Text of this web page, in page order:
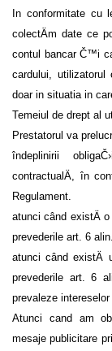
In conformitate cu
colectÄm date ce
contul bancar Č™i
cardului, utilizatorul
doar in situatia in
Temeiul de drept al
Prestatorul va
îndeplinirii
contractualÄ , în
Regulament.
atunci când existÄ o
prevederile art. 6
atunci cândexistÄ
prevederile art. 6
prevaleze
Atunci cand am
mesaje publicitare